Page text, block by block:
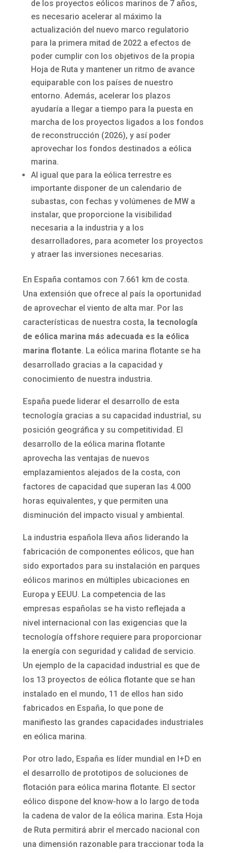
de los proyectos eólicos marinos de 7 años,
es necesario acelerar al máximo la
actualización del nuevo marco regulatorio
para la primera mitad de 2022 a efectos de
poder cumplir con los objetivos de la propia
Hoja de Ruta y mantener un ritmo de avance
equiparable con los países de nuestro
entorno. Además, acelerar los plazos
ayudaría a llegar a tiempo para la puesta en
marcha de los proyectos ligados a los fondos
de reconstrucción (2026), y así poder
aprovechar los fondos destinados a eólica
marina.
Al igual que para la eólica terrestre es
importante disponer de un calendario de
subastas, con fechas y volúmenes de MW a
instalar, que proporcione la visibilidad
necesaria a la industria y a los
desarrolladores, para acometer los proyectos
y atraer las inversiones necesarias.
En España contamos con 7.661 km de costa.
Una extensión que ofrece al país la oportunidad
de aprovechar el viento de alta mar. Por las
características de nuestra costa, la tecnología
de eólica marina más adecuada es la eólica
marina flotante. La eólica marina flotante se ha
desarrollado gracias a la capacidad y
conocimiento de nuestra industria.
España puede liderar el desarrollo de esta
tecnología gracias a su capacidad industrial, su
posición geográfica y su competitividad. El
desarrollo de la eólica marina flotante
aprovecha las ventajas de nuevos
emplazamientos alejados de la costa, con
factores de capacidad que superan las 4.000
horas equivalentes, y que permiten una
disminución del impacto visual y ambiental.
La industria española lleva años liderando la
fabricación de componentes eólicos, que han
sido exportados para su instalación en parques
eólicos marinos en múltiples ubicaciones en
Europa y EEUU. La competencia de las
empresas españolas se ha visto reflejada a
nivel internacional con las exigencias que la
tecnología offshore requiere para proporcionar
la energía con seguridad y calidad de servicio.
Un ejemplo de la capacidad industrial es que de
los 13 proyectos de eólica flotante que se han
instalado en el mundo, 11 de ellos han sido
fabricados en España, lo que pone de
manifiesto las grandes capacidades industriales
en eólica marina.
Por otro lado, España es líder mundial en I+D en
el desarrollo de prototipos de soluciones de
flotación para eólica marina flotante. El sector
eólico dispone del know-how a lo largo de toda
la cadena de valor de la eólica marina. Esta Hoja
de Ruta permitirá abrir el mercado nacional con
una dimensión razonable para traccionar toda la